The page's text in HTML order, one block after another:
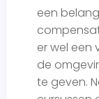
een
er wel een
de
te geven.